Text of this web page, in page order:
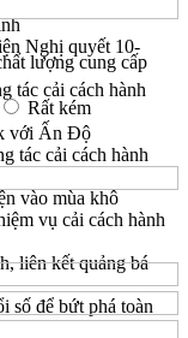
Nghị quyết 10-
tác cải cách hành
với Ấn Độ
tác cải cách hành
vào mùa khô
vụ cải cách hành
liên kết quảng bá
số để bứt phá toàn
lượng cung cấp
Rất kém